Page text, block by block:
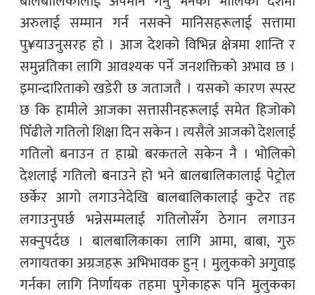
अरुलाई सम्मान गर्न नसक्ने मानिसहरूलाई सत्तामा
पु¥याउनुसरह हो । आज देशको विभिन्न क्षेत्रमा शान्ति र
समुन्नतिका लागि आवश्यक पर्ने जनशक्तिको अभाव छ ।
इमान्दारिताको खडेरी छ जताजतै । यसको कारण स्पस्ट
छ कि हामीले आजका सत्तासीनहरूलाई समेत हिजोको
पिँढीले गतिलो शिक्षा दिन सकेन । त्यसैले आजको देशलाई
गतिलो बनाउन त हाम्रो बरकतले सकेन नै । भोलिको
देशलाई गतिलो बनाउने हो भने बालबालिकालाई पेट्रोल
छर्केर आगो लगाउनेदेखि बालबालिकालाई कुटेर तह
लगाउनुपर्छ भन्नेसम्मलाई गतिलोसँग ठेगान लगाउन
सक्नुपर्दछ । बालबालिकाका लागि आमा, बाबा, गुरु
लगायतका अग्रजहरू अभिभावक हुन् । मुलुकको अगुवाइ
गर्नका लागि निर्णायक तहमा पुगेकाहरू पनि मुलुकका